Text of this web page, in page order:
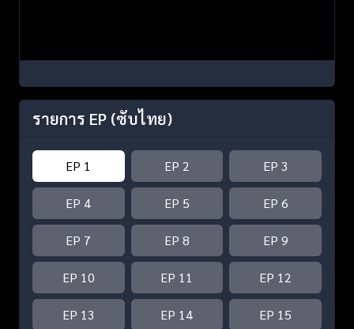
รายการ EP (ซับไทย)
EP 1 EP 2 EP 3
EP 4 EP 5 EP 6
EP 7 EP 8 EP 9
EP 10 EP 11 EP 12
EP 13 EP 14 EP 15